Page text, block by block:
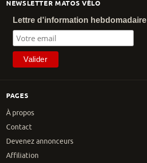
PAGES
À propos
Contact
Devenez annonceurs
Affiliation
NEWSLETTER MATOS VÉLO
Lettre d'information hebdomadaire